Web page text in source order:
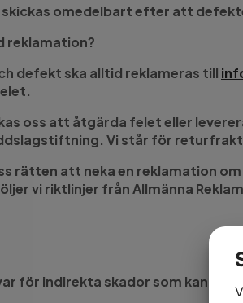
skickas omedelbart efter att
reklamation?
defekt ska alltid reklameras till
oss att åtgärda felet eller
Vi står för
rätten att neka en reklamation
vi riktlinjer från Allmänna
för indirekta skador som kan